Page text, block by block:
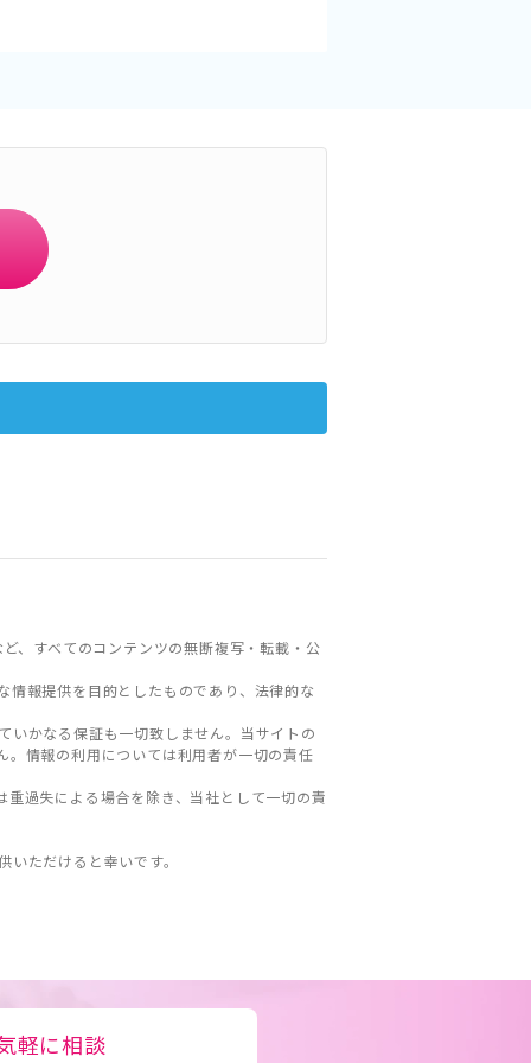
、すべてのコンテンツの無断複写・転載・公
報提供を目的としたものであり、法律的な
いかなる保証も一切致しません。当サイトの
情報の利用については利用者が一切の責任
過失による場合を除き、当社として一切の責
ただけると幸いです。
軽に相談